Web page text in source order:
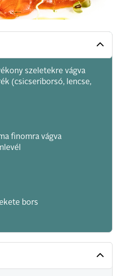
szeletekre vágva
(csicseriborsó, lencse,
finomra vágva
bors